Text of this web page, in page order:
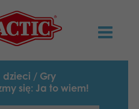
dzieci / Gry
się: Ja to wiem!